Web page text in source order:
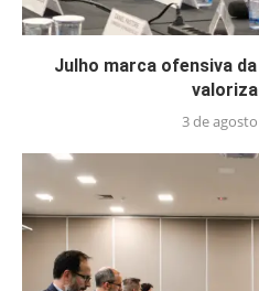
Julho marca ofensiva
3 de